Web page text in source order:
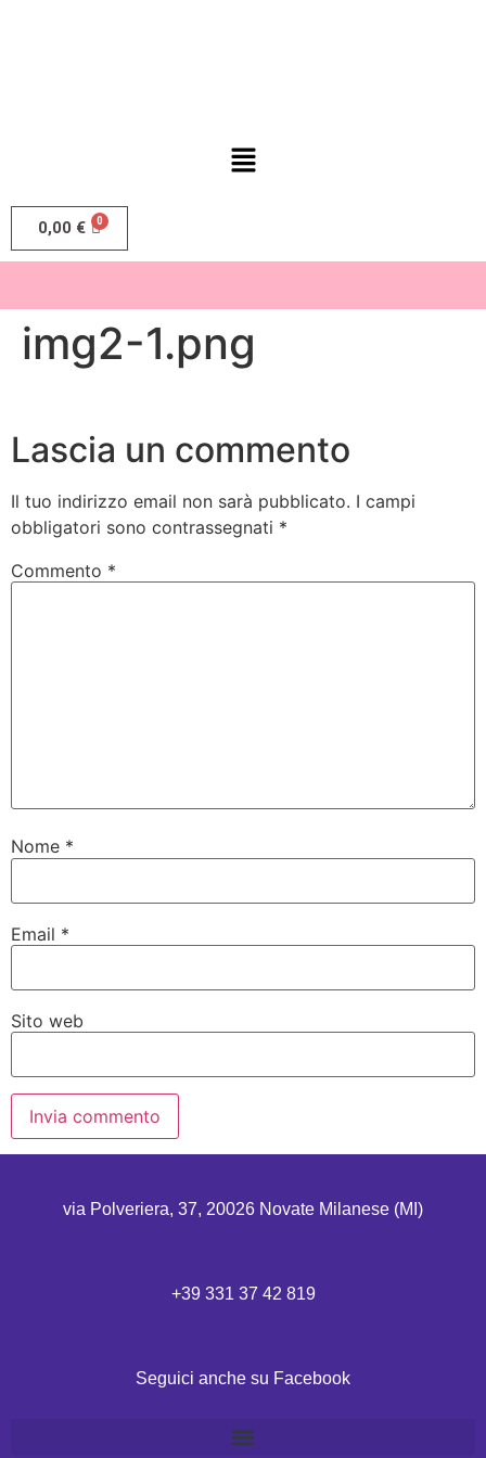
0,00 €
img2-1.png
Lascia un commento
Il tuo indirizzo email non sarà pubblicato. I campi
obbligatori sono contrassegnati *
Commento *
Nome *
Email *
Sito web
via Polveriera, 37, 20026 Novate Milanese (MI)
+39 331 37 42 819
Seguici anche su Facebook